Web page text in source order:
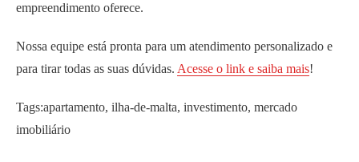
empreendimento oferece.
Nossa equipe está pronta para um atendimento personalizado e
para tirar todas as suas dúvidas. Acesse o link e saiba mais!
Tags:apartamento, ilha-de-malta, investimento, mercado
imobiliário